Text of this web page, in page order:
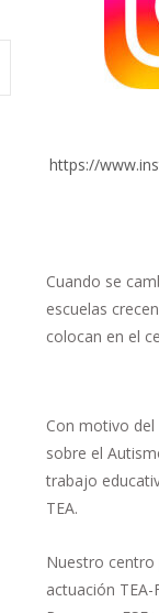
https://
Cuando se
escuelas
colocan en el
Con motivo del
sobre el
trabajo
TEA.
Nuestro centro
actuación TEA-